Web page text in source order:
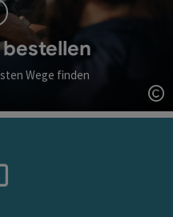
Wege finden